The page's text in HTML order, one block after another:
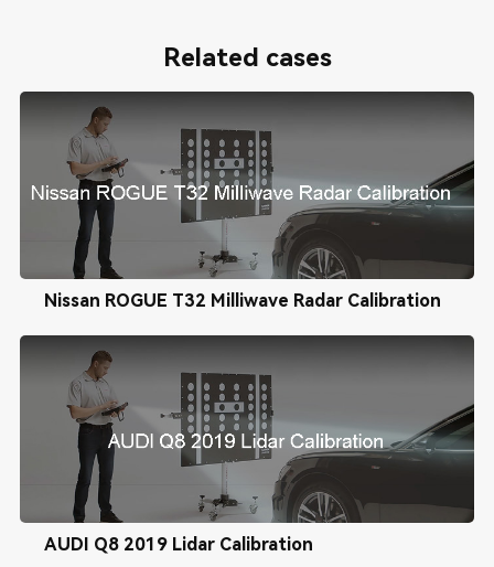
Related cases
Nissan ROGUE T32 Milliwave Radar Calibration
AUDI Q8 2019 Lidar Calibration